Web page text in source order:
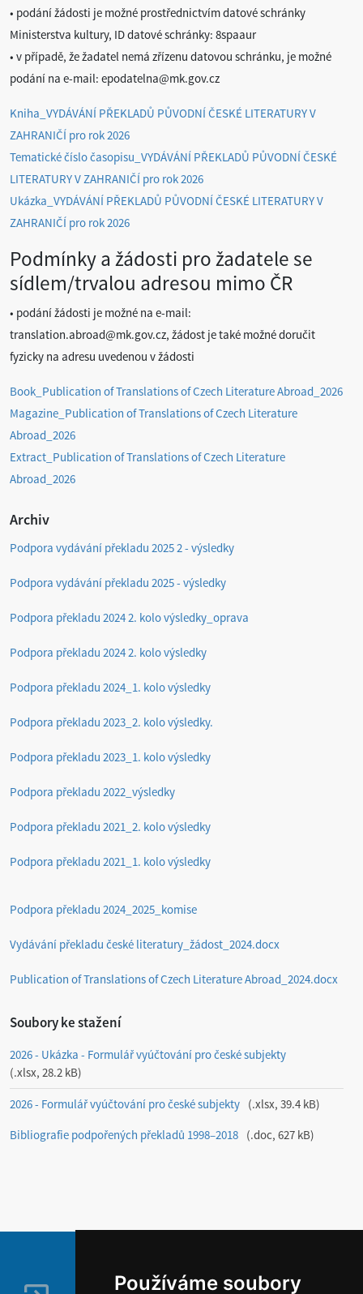
Používáme soubory
• podání žádosti je možné prostřednictvím datové schránky
Ministerstva kultury, ID datové schránky: 8spaaur
• v případě, že žadatel nemá zřízenu datovou schránku, je možné
podání na e-mail: epodatelna@mk.gov.cz
Kniha_VYDÁVÁNÍ PŘEKLADŮ PŮVODNÍ ČESKÉ LITERATURY V
ZAHRANIČÍ pro rok 2026
Tematické číslo časopisu_VYDÁVÁNÍ PŘEKLADŮ PŮVODNÍ ČESKÉ
LITERATURY V ZAHRANIČÍ pro rok 2026
Ukázka_VYDÁVÁNÍ PŘEKLADŮ PŮVODNÍ ČESKÉ LITERATURY V
ZAHRANIČÍ pro rok 2026
Podmínky a žádosti pro žadatele se
sídlem/trvalou adresou mimo ČR
• podání žádosti je možné na e-mail:
translation.abroad@mk.gov.cz, žádost je také možné doručit
fyzicky na adresu uvedenou v žádosti
Book_Publication of Translations of Czech Literature Abroad_2026
Magazine_Publication of Translations of Czech Literature
Abroad_2026
Extract_Publication of Translations of Czech Literature
Abroad_2026
Archiv
Podpora vydávání překladu 2025 2 - výsledky
Podpora vydávání překladu 2025 - výsledky
Podpora překladu 2024 2. kolo výsledky_oprava
Podpora překladu 2024 2. kolo výsledky
Podpora překladu 2024_1. kolo výsledky
Podpora překladu 2023_2. kolo výsledky.
Podpora překladu 2023_1. kolo výsledky
Podpora překladu 2022_výsledky
Podpora překladu 2021_2. kolo výsledky
Podpora překladu 2021_1. kolo výsledky
Podpora překladu 2024_2025_komise
Vydávání překladu české literatury_žádost_2024.docx
Publication of Translations of Czech Literature Abroad_2024.docx
Soubory ke stažení
2026 - Ukázka - Formulář vyúčtování pro české subjekty
.xlsx, 28.2 kB
2026 - Formulář vyúčtování pro české subjekty
.xlsx, 39.4 kB
Bibliografie podpořených překladů 1998–2018
.doc, 627 kB